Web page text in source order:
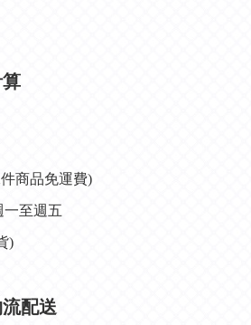
商品免運費)
一至週五
)
配送